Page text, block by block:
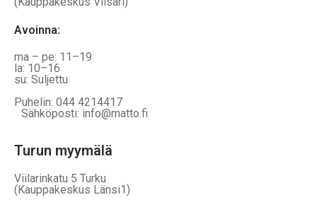
Avoinna:
ma – pe: 11–19
la: 10–16
su: Suljettu
Puhelin: 044 4214417
Sähköposti: info@matto.fi
Turun myymälä
Viilarinkatu 5 Turku
(Kauppakeskus Länsi1)